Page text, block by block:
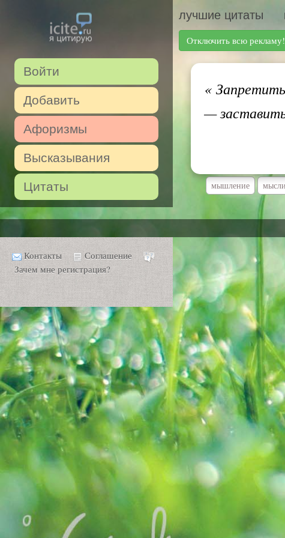
Войти
Добавить
Афоризмы
Высказывания
Цитаты
лучшие цитаты
Отключить всю рекламу!
«
—
мышление мысли
Контакты
Соглашение
Зачем мне регистрация?